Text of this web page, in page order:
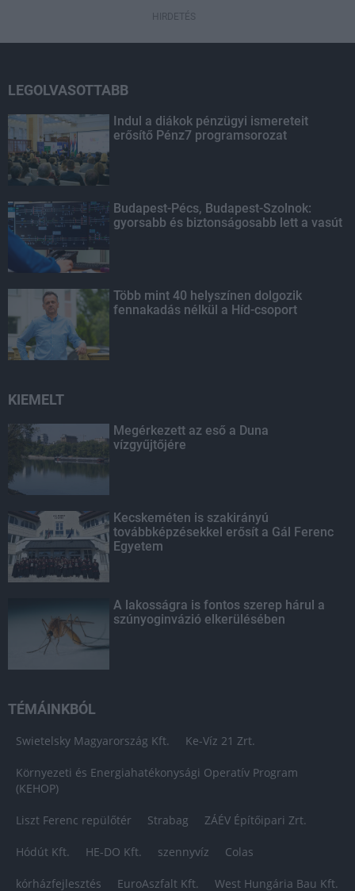
HIRDETÉS
LEGOLVASOTTABB
Indul a diákok pénzügyi ismereteit
erősítő Pénz7 programsorozat
Budapest-Pécs, Budapest-Szolnok:
gyorsabb és biztonságosabb lett a vasút
Több mint 40 helyszínen dolgozik
fennakadás nélkül a Híd-csoport
KIEMELT
Megérkezett az eső a Duna
vízgyűjtőjére
Kecskeméten is szakirányú
továbbképzésekkel erősít a Gál Ferenc
Egyetem
A lakosságra is fontos szerep hárul a
szúnyoginvázió elkerülésében
TÉMÁINKBÓL
Swietelsky Magyarország Kft. Ke-Víz 21 Zrt.
Környezeti és Energiahatékonysági Operatív Program
(KEHOP)
Liszt Ferenc repülőtér Strabag ZÁÉV Építőipari Zrt.
Hódút Kft. HE-DO Kft. szennyvíz Colas
kórházfejlesztés EuroAszfalt Kft. West Hungária Bau Kft.